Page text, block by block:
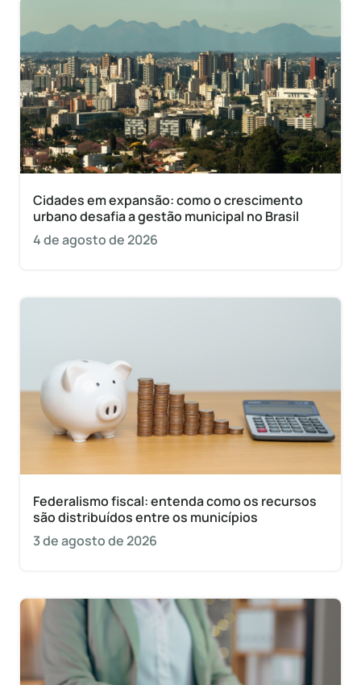
Cidades em expansão: como o crescimento
urbano desafia a gestão municipal no Brasil
4 de agosto de 2026
Federalismo fiscal: entenda como os recursos
são distribuídos entre os municípios
3 de agosto de 2026